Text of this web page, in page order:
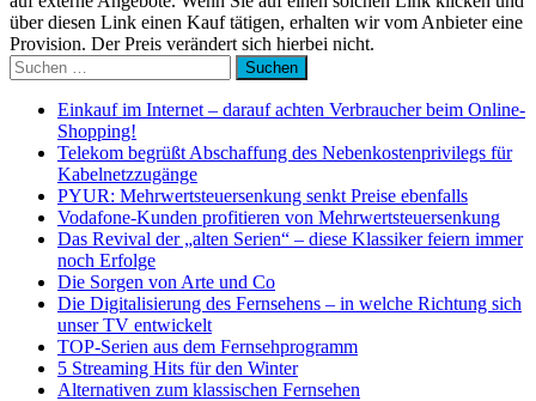
über diesen Link einen Kauf tätigen, erhalten wir vom Anbieter eine
Provision. Der Preis verändert sich hierbei nicht.
Suchen
nach:
Einkauf im Internet – darauf achten Verbraucher beim Online-
Shopping!
Telekom begrüßt Abschaffung des Nebenkostenprivilegs für
Kabelnetzzugänge
PYUR: Mehrwertsteuersenkung senkt Preise ebenfalls
Vodafone-Kunden profitieren von Mehrwertsteuersenkung
Das Revival der „alten Serien“ – diese Klassiker feiern immer
noch Erfolge
Die Sorgen von Arte und Co
Die Digitalisierung des Fernsehens – in welche Richtung sich
unser TV entwickelt
TOP-Serien aus dem Fernsehprogramm
5 Streaming Hits für den Winter
Alternativen zum klassischen Fernsehen